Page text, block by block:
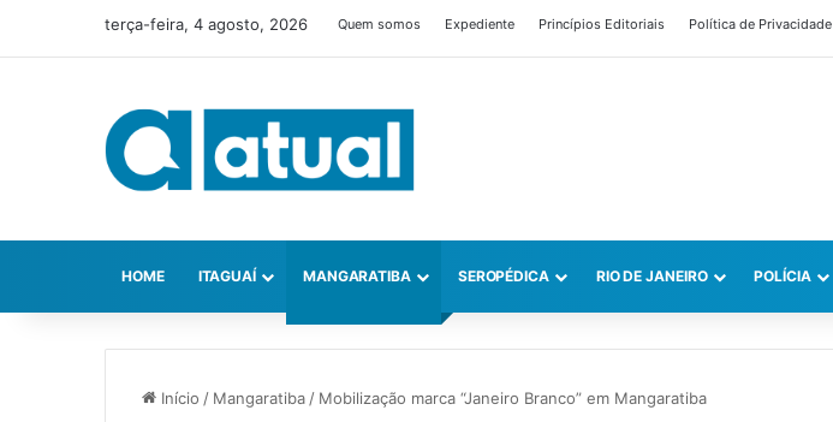
terça-feira, 4 agosto, 2026 Quem somos Expediente Princípios Editoriais Política de Privacidade
HOME ITAGUAÍ MANGARATIBA SEROPÉDICA RIO DE JANEIRO POLÍCIA
Início / Mangaratiba/ Mobilização marca “Janeiro Branco” em Mangaratiba